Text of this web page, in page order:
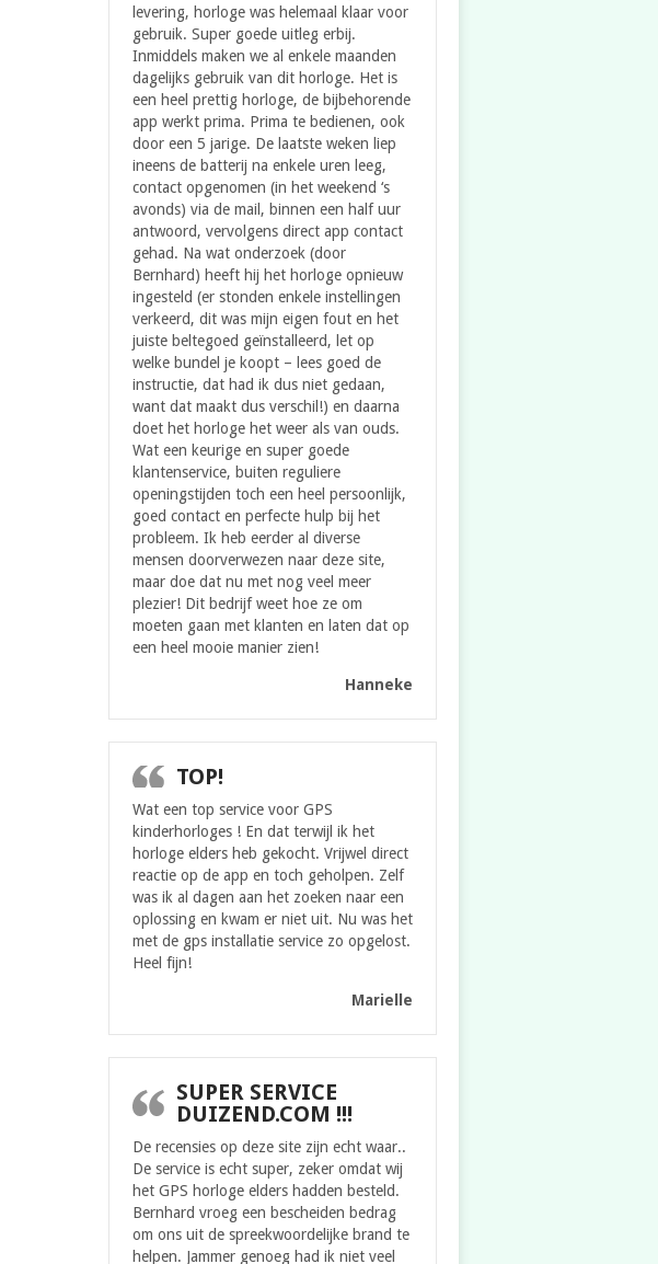
levering, horloge was helemaal klaar voor
gebruik. Super goede uitleg erbij.
Inmiddels maken we al enkele maanden
dagelijks gebruik van dit horloge. Het is
een heel prettig horloge, de bijbehorende
app werkt prima. Prima te bedienen, ook
door een 5 jarige. De laatste weken liep
ineens de batterij na enkele uren leeg,
contact opgenomen (in het weekend ‘s
avonds) via de mail, binnen een half uur
antwoord, vervolgens direct app contact
gehad. Na wat onderzoek (door
Bernhard) heeft hij het horloge opnieuw
ingesteld (er stonden enkele instellingen
verkeerd, dit was mijn eigen fout en het
juiste beltegoed geïnstalleerd, let op
welke bundel je koopt – lees goed de
instructie, dat had ik dus niet gedaan,
want dat maakt dus verschil!) en daarna
doet het horloge het weer als van ouds.
Wat een keurige en super goede
klantenservice, buiten reguliere
openingstijden toch een heel persoonlijk,
goed contact en perfecte hulp bij het
probleem. Ik heb eerder al diverse
mensen doorverwezen naar deze site,
maar doe dat nu met nog veel meer
plezier! Dit bedrijf weet hoe ze om
moeten gaan met klanten en laten dat op
een heel mooie manier zien!
Hanneke
TOP!
Wat een top service voor GPS
kinderhorloges ! En dat terwijl ik het
horloge elders heb gekocht. Vrijwel direct
reactie op de app en toch geholpen. Zelf
was ik al dagen aan het zoeken naar een
oplossing en kwam er niet uit. Nu was het
met de gps installatie service zo opgelost.
Heel fijn!
Marielle
SUPER SERVICE
DUIZEND.COM !!!
De recensies op deze site zijn echt waar..
De service is echt super, zeker omdat wij
het GPS horloge elders hadden besteld.
Bernhard vroeg een bescheiden bedrag
om ons uit de spreekwoordelijke brand te
helpen. Jammer genoeg had ik niet veel